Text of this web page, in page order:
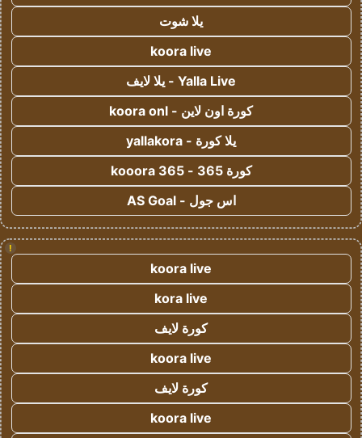
يلا شوت
koora live
Yalla Live - يلا لايف
كورة اون لاين - koora onl
يلا كورة - yallakora
كورة 365 - kooora 365
اس جول - AS Goal
!
koora live
kora live
كورة لايف
koora live
كورة لايف
koora live